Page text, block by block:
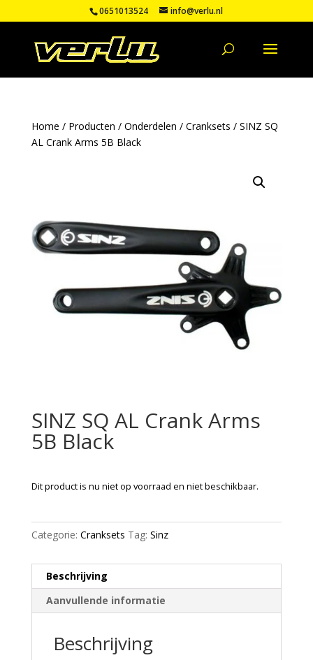
0651013524 info@verlu.nl
Home / Producten / Onderdelen / Cranksets / SINZ SQ
AL Crank Arms 5B Black
SINZ SQ AL Crank Arms
5B Black
Dit product is nu niet op voorraad en niet beschikbaar.
Categorie: Cranksets Tag: Sinz
Beschrijving
Aanvullende informatie
Beschrijving